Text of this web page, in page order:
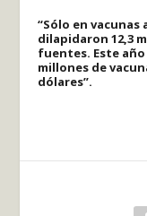
“Sólo en vacunas
dilapidaron 12,3
fuentes. Este
millones de
dólares”.